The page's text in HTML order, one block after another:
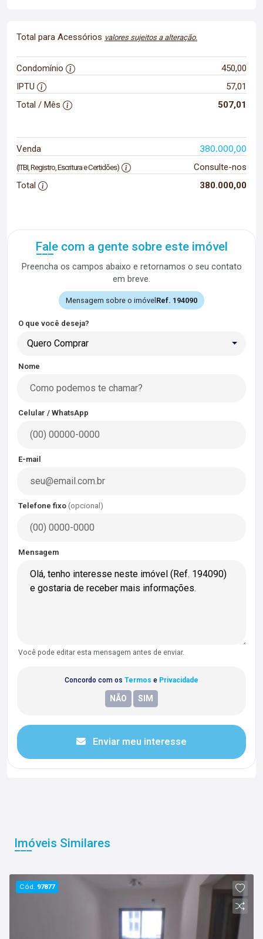
Total para Acessórios valores sujeitos a alteração.
Condomínio
450,00
IPTU
57,01
Total / Mês
507,01
Venda 380.000,00
(ITBI, Registro, Escritura e Certidões)
Consulte-nos
Total
380.000,00
Fale com a gente sobre este imóvel
Preencha os campos abaixo e retornamos o seu contato
em breve.
Mensagem sobre o imóvel Ref. 194090
O que você deseja?
Quero Comprar
Nome
Celular / WhatsApp
E-mail
Telefone fixo (opcional)
Mensagem
Você pode editar esta mensagem antes de enviar.
Concordo com os Termos e Privacidade
Enviar meu interesse
Imóveis Similares
Cód. 97877